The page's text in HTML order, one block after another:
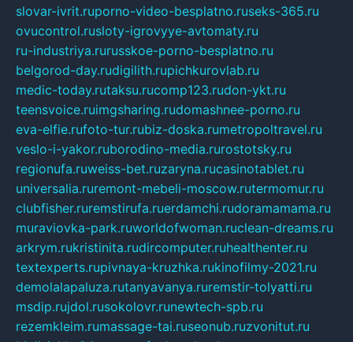
slovar-ivrit.ruporno-video-besplatno.ruseks-365.ru
ovucontrol.rusloty-igrovyye-avtomaty.ru
ru-industriya.rurusskoe-porno-besplatno.ru
belgorod-day.rudigilith.rupichkurovlab.ru
medic-today.rutaksu.rucomp123.rudon-ykt.ru
teensvoice.ruimgsharing.rudomashnee-porno.ru
eva-elfie.rufoto-tur.rubiz-doska.rumetropoltravel.ru
veslo-i-yakor.ruborodino-media.rurostotsky.ru
regionufa.ruweiss-bet.ruzaryna.rucasinotablet.ru
universalia.ruremont-mebeli-moscow.rutermomur.ru
clubfisher.ruremstirufa.ruerdamchi.rudoramamama.ru
muraviovka-park.ruworldofwoman.ruclean-dreams.ru
arkrym.rukristinita.rudircomputer.ruhealthenter.ru
textexperts.rupivnaya-kruzhka.rukinofilmy-2021.ru
demolalapaluza.rutanyavanya.ruremstir-tolyatti.ru
msdip.rujdol.rusokolovr.runewtech-spb.ru
rezemkleim.rumassage-tai.ruseonub.ruzvonitut.ru